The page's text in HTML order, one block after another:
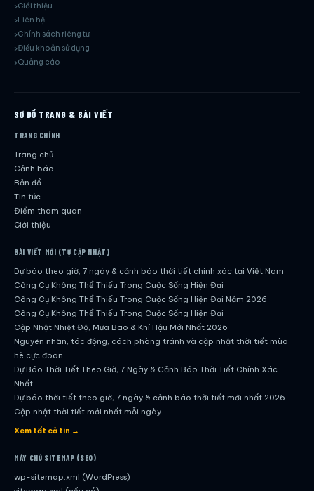
Giới thiệu
Liên hệ
Chính sách riêng tư
Điều khoản sử dụng
Quảng cáo
SƠ ĐỒ TRANG & BÀI VIẾT
TRANG CHÍNH
Trang chủ
Cảnh báo
Bản đồ
Tin tức
Điểm tham quan
Giới thiệu
BÀI VIẾT MỚI (TỰ CẬP NHẬT)
Dự báo theo giờ, 7 ngày & cảnh báo thời tiết chính xác tại Việt Nam
Công Cụ Không Thể Thiếu Trong Cuộc Sống Hiện Đại
Công Cụ Không Thể Thiếu Trong Cuộc Sống Hiện Đại Năm 2026
Công Cụ Không Thể Thiếu Trong Cuộc Sống Hiện Đại
Cập Nhật Nhiệt Độ, Mưa Bão & Khí Hậu Mới Nhất 2026
Nguyên nhân, tác động, cách phòng tránh và cập nhật thời tiết mùa
hè cực đoan
Dự Báo Thời Tiết Theo Giờ, 7 Ngày & Cảnh Báo Thời Tiết Chính Xác
Nhất
Dự báo thời tiết theo giờ, 7 ngày & cảnh báo thời tiết mới nhất 2026
Cập nhật thời tiết mới nhất mỗi ngày
Hướng dẫn đầy đủ về dự báo thời tiết hiện đại
Dự Báo Thời Tiết Theo Giờ, 7 Ngày & Cảnh Báo Thời Tiết Chính Xác
Công Cụ Không Thể Thiếu Trong Cuộc Sống Hiện Đại
Xem tất cả tin →
MÁY CHỦ SITEMAP (SEO)
wp-sitemap.xml (WordPress)